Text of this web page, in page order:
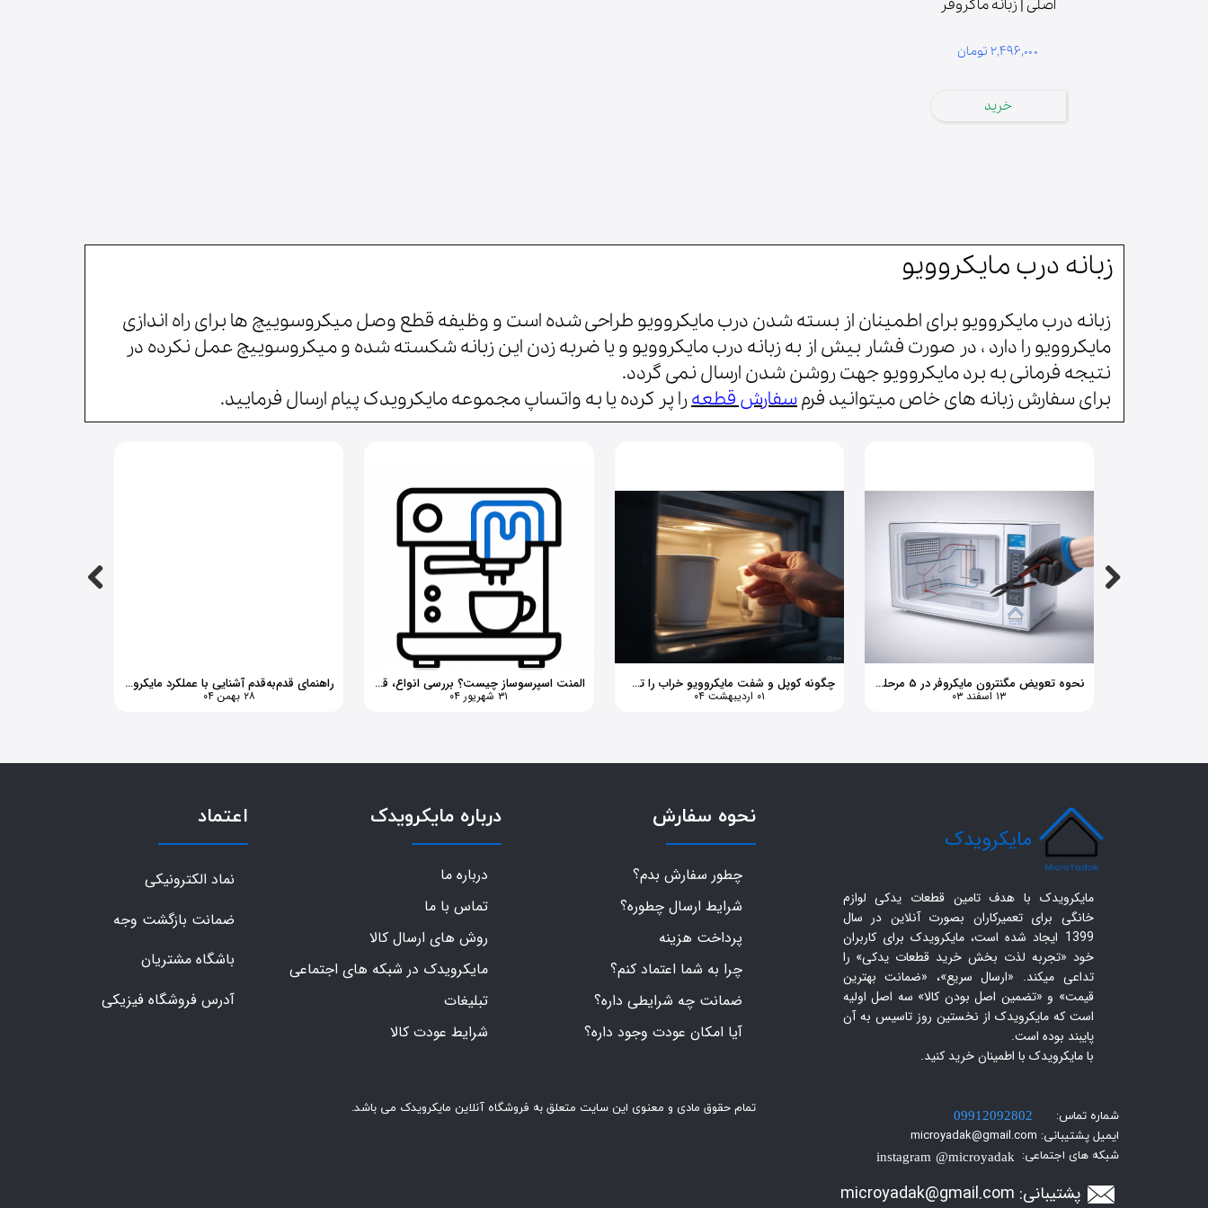
دنده مخلوط‌کن
گوشت‌کوب برقی
اصلی | زبانه ماکروفر
۲,۴۹۶,۰۰۰ تومان
خرید
زبانه درب مایکروویو
زبانه درب مایکروویو برای اطمینان از بسته شدن درب مایکروویو طراحی شده است و وظیفه قطع وصل میکروسوییچ ها برای راه اندازی
مایکروویو را دارد ، در صورت فشار بیش از به زبانه درب مایکروویو و یا ضربه زدن این زبانه شکسته شده و میکروسوییچ عمل نکرده در
نتیجه فرمانی به برد مایکروویو جهت روشن شدن ارسال نمی گردد.
برای سفارش زبانه های خاص میتوانید فرمسفارش قطعهرا پر کرده یا به واتساپ مجموعه مایکرویدک پیام ارسال فرمایید.
راهنمای قدم‌به‌قدم آشنایی با عملکرد مایکروویو تا تعمیر و خرید قطعه مناسب
۲۸ بهمن ۰۴
المنت اسپرسوساز چیست؟ بررسی انواع، قیمت و تشخیص خرید قطعه اصلی
۳۱ شهریور ۰۴
چگونه کوپل و شفت مایکروویو خراب را تشخیص دهیم؟
۰۱ اردیبهشت ۰۴
نحوه تعویض مگنترون مایکروفر در 5 مرحله ساده
۱۳ اسفند ۰۳
پشتیبانی: microyadak@gmail.com
مایکرویدک با هدف تامین قطعات یدکی لوازم
خانگی برای تعمیرکاران بصورت آنلاین در سال
1399 ایجاد شده است، مایکرویدک برای کاربران
خود «تجربه لذت بخش خرید قطعات یدکی» را
تداعی میکند. «ارسال سریع»، «ضمانت بهترین
قیمت» و «تضمین اصل بودن کالا» سه اصل اولیه
است که مایکرویدک از نخستین روز تاسیس به آن
پایبند بوده است.
با مایکرویدک با اطمینان خرید کنید.​​​​​​​
شماره تماس:
ایمیل پشتیبانی: microyadak@gmail.com
شبکه های اجتماعی:
​مایکرویدک
instagram @microyadak
09912092802
نحوه سفارش
چطور سفارش بدم؟
شرایط ارسال چطوره؟
پرداخت هزینه
چرا به شما اعتماد کنم؟
ضمانت چه شرایطی داره؟
آیا امکان عودت وجود داره؟
تمام حقوق مادی و معنوی این سایت متعلق به فروشگاه آنلاین مایکرویدک می باشد.
اعتماد
نماد الکترونیکی
ضمانت بازگشت وجه
باشگاه مشتریان
آدرس فروشگاه فیزیکی
درباره مایکرویدک
درباره ما
تماس با ما
روش های ارسال کالا
مایکرویدک در شبکه های اجتماعی
تبلیغات
شرایط عودت کالا